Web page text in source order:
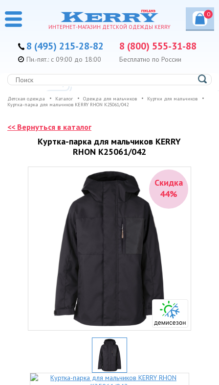
ИНТЕРНЕТ-МАГАЗИН ДЕТСКОЙ ОДЕЖДЫ KERRY
0
8 (495) 215-28-82 8 (800) 555-31-88
Бесплатно по России
Пн.-пят.: с 09:00 до 18:00
Детская одежда Каталог Одежда для мальчиков
Куртки для мальчиков
Куртка-парка для мальчиков KERRY RHON K25061/042
<< Вернуться в каталог
Куртка-парка для мальчиков KERRY
RHON K25061/042
Скидка
44%